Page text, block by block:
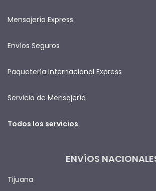
Mensajería Express
Envíos Seguros
Paquetería Internacional Express
Servicio de Mensajería
Todos los servicios
ENVÍOS
Tijuana